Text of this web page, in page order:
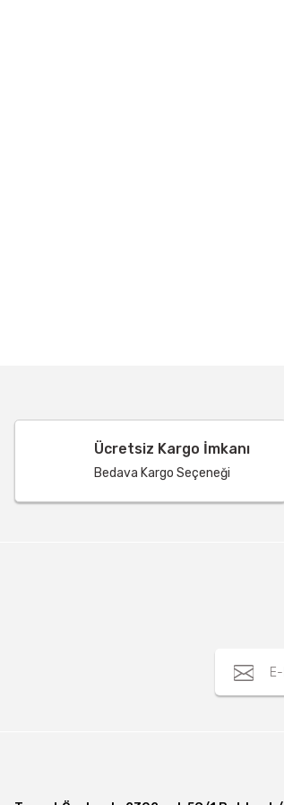
Ücretsiz Kargo İmkanı
Bedava Kargo Seçeneği